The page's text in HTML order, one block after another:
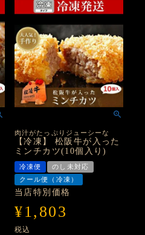
肉汁がたっぷりジューシーな
【冷凍】 松阪牛が入った
ミンチカツ(10個入り)
冷凍便
のし未対応
クール便（冷凍）
当店特別価格
¥1,803
税込